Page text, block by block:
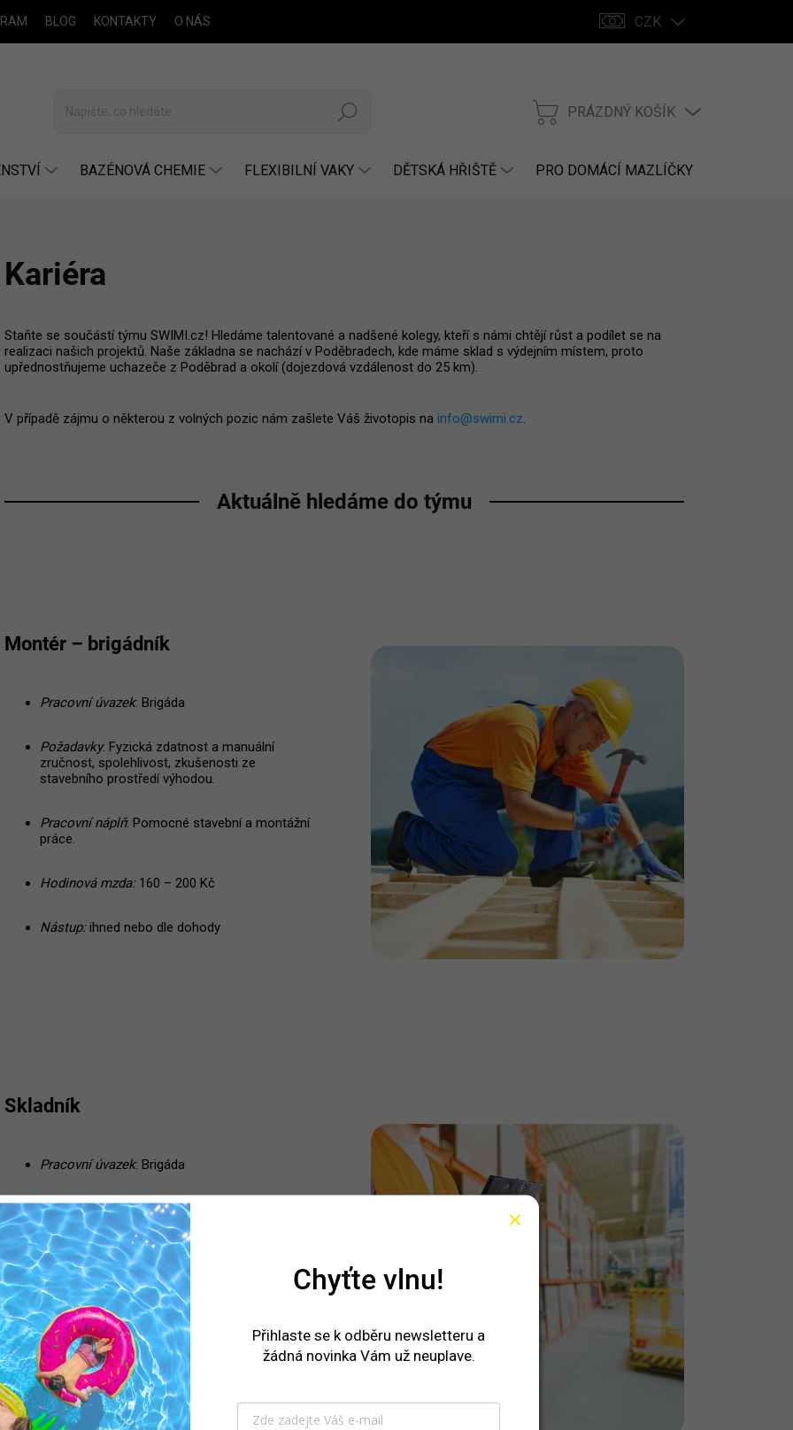
BLOG KONTAKTY O NÁS CZK
Hledat
NÁKUPNÍ
PRÁZDNÝ KOŠÍK
BAZÉNOVÁ CHEMIE FLEXIBILNÍ VAKY DĚTSKÁ HŘIŠTĚ PRO DOMÁCÍ MAZLÍČKY
Kariéra
Staňte se součástí týmu SWIMI.cz! Hledáme talentované a nadšené kolegy, kteří s námi chtějí růst a podílet se na
realizaci našich projektů. Naše základna se nachází v Poděbradech, kde máme sklad s výdejním místem, proto
upřednostňujeme uchazeče z Poděbrad a okolí (dojezdová vzdálenost do 25 km).
V případě zájmu o některou z volných pozic nám zašlete Váš životopis na info@swimi.cz.
Aktuálně hledáme do týmu
Montér – brigádník
Pracovní úvazek: Brigáda
Požadavky: Fyzická zdatnost a manuální
zručnost, spolehlivost, zkušenosti ze
stavebního prostředí výhodou.
Pracovní náplň: Pomocné stavební a montážní
práce.
Hodinová mzda:160 – 200 Kč
Nástup:ihned nebo dle dohody
Skladník
Pracovní úvazek: Brigáda
Požadavky: Zodpovědnost, přesnost a
spolehlivost. Zkušenosti s vedením skladového
hospodářství, příjmem a expedicí zboží
výhodou.
Pracovní náplň: Příjem a uskladnění zboží,
kompletace, balení a odesílání objednávek z e-
shopu, příprava materiálu pro montážní týmy.
Hodinová mzda:150 Kč
Nástup: ihned nebo dle dohody
Chyťte vlnu!
Přihlaste se k odběru newsletteru a
žádná novinka Vám už neuplave.